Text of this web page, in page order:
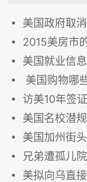
美国政府取消数
2015美房市
美国就业信
美国购物哪
访美10年签
美国名校潜
美国加州街
兄弟遭孤儿院
美拟向乌直接